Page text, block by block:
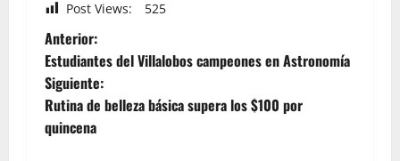
Post Views: 525
Anterior:
Estudiantes del Villalobos campeones en Astronomía
Siguiente:
Rutina de belleza básica supera los $100 por
quincena